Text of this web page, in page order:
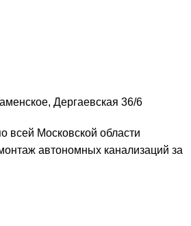
Дергаевская 36/6
всей Московской области
автономных канализаций за